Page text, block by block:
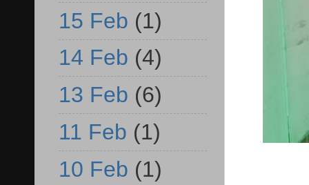
15 Feb (1)
14 Feb (4)
13 Feb (6)
11 Feb (1)
10 Feb (1)